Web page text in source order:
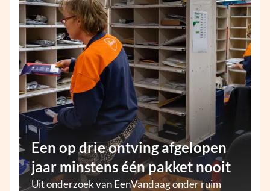
Een op drie ontving afgelopen
jaar minstens één pakket nooit
Uit onderzoek van EenVandaag onder ruim